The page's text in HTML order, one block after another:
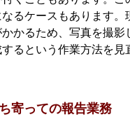
るケースもあります。
かるため、写真を撮影
るという作業方法を見
寄っての報告業務